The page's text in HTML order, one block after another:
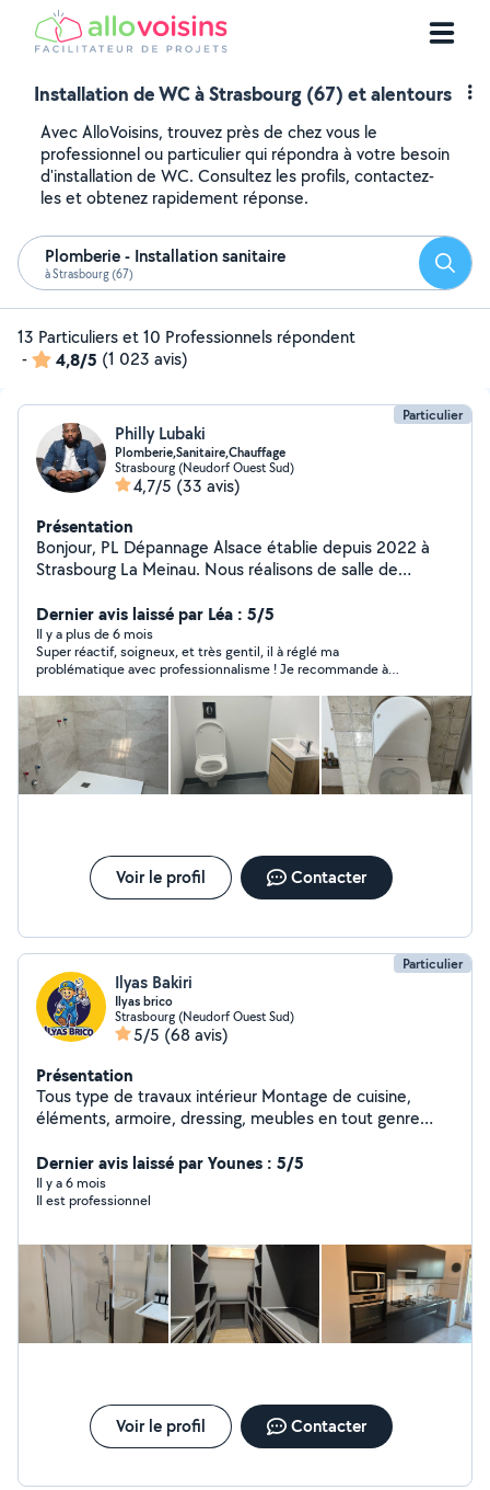
Installation de WC à Strasbourg (67) et alentours
Avec AlloVoisins, trouvez près de chez vous le
professionnel ou particulier qui répondra à votre besoin
d'installation de WC. Consultez les profils, contactez-
les et obtenez rapidement réponse.
Plomberie - Installation sanitaire
à Strasbourg (67)
13 Particuliers et 10 Professionnels répondent
-
4,8/5 (1 023 avis)
Particulier
Philly Lubaki
Plomberie,Sanitaire,Chauffage
Strasbourg (Neudorf Ouest Sud)
4,7/5 (33 avis)
Présentation
Bonjour, PL Dépannage Alsace établie depuis 2022 à
Strasbourg La Meinau. Nous réalisons de salle de
vos systèmes De chauffage et
plomberie,Sanitaire,réparation de fuite installation
WC,lavabo, robinet de douche,évier, débouchage
,baignoire,peinture,panneau murale,Carrelage,Peinture
extérieur et intérieur,Démolitions a Strasbourg et ses
alentours. -Travail soigné -minutieux et propre. -Devis
Gratuit Nous sommes à votre entière disposition.
Dernier avis laissé par Léa : 5/5
Il y a plus de 6 mois
Super réactif, soigneux, et très gentil, il à réglé ma
problématique avec professionnalisme ! Je recommande à
Voir le profil Contacter
Particulier
Ilyas Bakiri
Ilyas brico
Strasbourg (Neudorf Ouest Sud)
5/5 (68 avis)
Présentation
Tous type de travaux intérieur Montage de cuisine,
éléments, armoire, dressing, meubles en tout genre
électroménager Placo et réaménagement intérieur
Dernier avis laissé par Younes : 5/5
Il y a 6 mois
Il est professionnel
Voir le profil Contacter